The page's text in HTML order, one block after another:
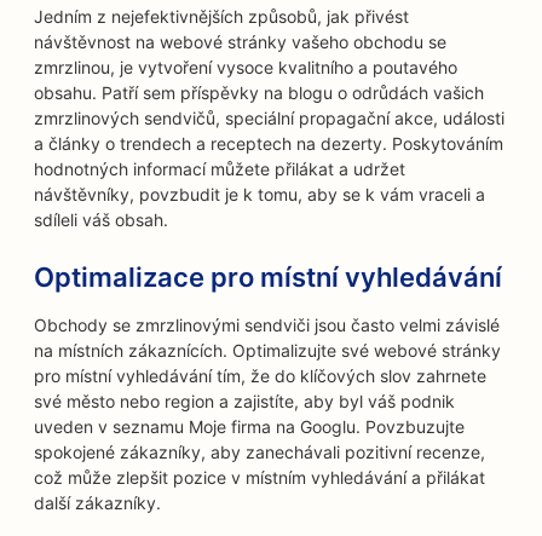
Jedním z nejefektivnějších způsobů, jak přivést
návštěvnost na webové stránky vašeho obchodu se
zmrzlinou, je vytvoření vysoce kvalitního a poutavého
obsahu. Patří sem příspěvky na blogu o odrůdách vašich
zmrzlinových sendvičů, speciální propagační akce, události
a články o trendech a receptech na dezerty. Poskytováním
hodnotných informací můžete přilákat a udržet
návštěvníky, povzbudit je k tomu, aby se k vám vraceli a
sdíleli váš obsah.
Optimalizace pro místní vyhledávání
Obchody se zmrzlinovými sendviči jsou často velmi závislé
na místních zákaznících. Optimalizujte své webové stránky
pro místní vyhledávání tím, že do klíčových slov zahrnete
své město nebo region a zajistíte, aby byl váš podnik
uveden v seznamu Moje firma na Googlu. Povzbuzujte
spokojené zákazníky, aby zanechávali pozitivní recenze,
což může zlepšit pozice v místním vyhledávání a přilákat
další zákazníky.